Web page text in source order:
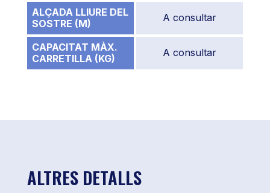
ALÇADA LLIURE DEL
SOSTRE (M)
A consultar
CAPACITAT MÀX.
CARRETILLA (KG)
A consultar
ALTRES DETALLS